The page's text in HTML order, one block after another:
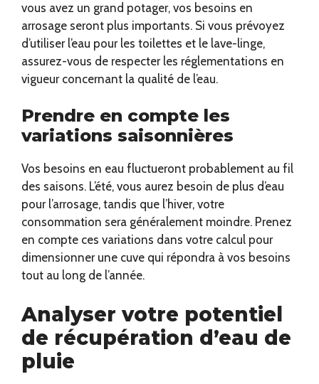
vous avez un grand potager, vos besoins en
arrosage seront plus importants. Si vous prévoyez
d’utiliser l’eau pour les toilettes et le lave-linge,
assurez-vous de respecter les réglementations en
vigueur concernant la qualité de l’eau.
Prendre en compte les
variations saisonnières
Vos besoins en eau fluctueront probablement au fil
des saisons. L’été, vous aurez besoin de plus d’eau
pour l’arrosage, tandis que l’hiver, votre
consommation sera généralement moindre. Prenez
en compte ces variations dans votre calcul pour
dimensionner une cuve qui répondra à vos besoins
tout au long de l’année.
Analyser votre potentiel
de récupération d’eau de
pluie